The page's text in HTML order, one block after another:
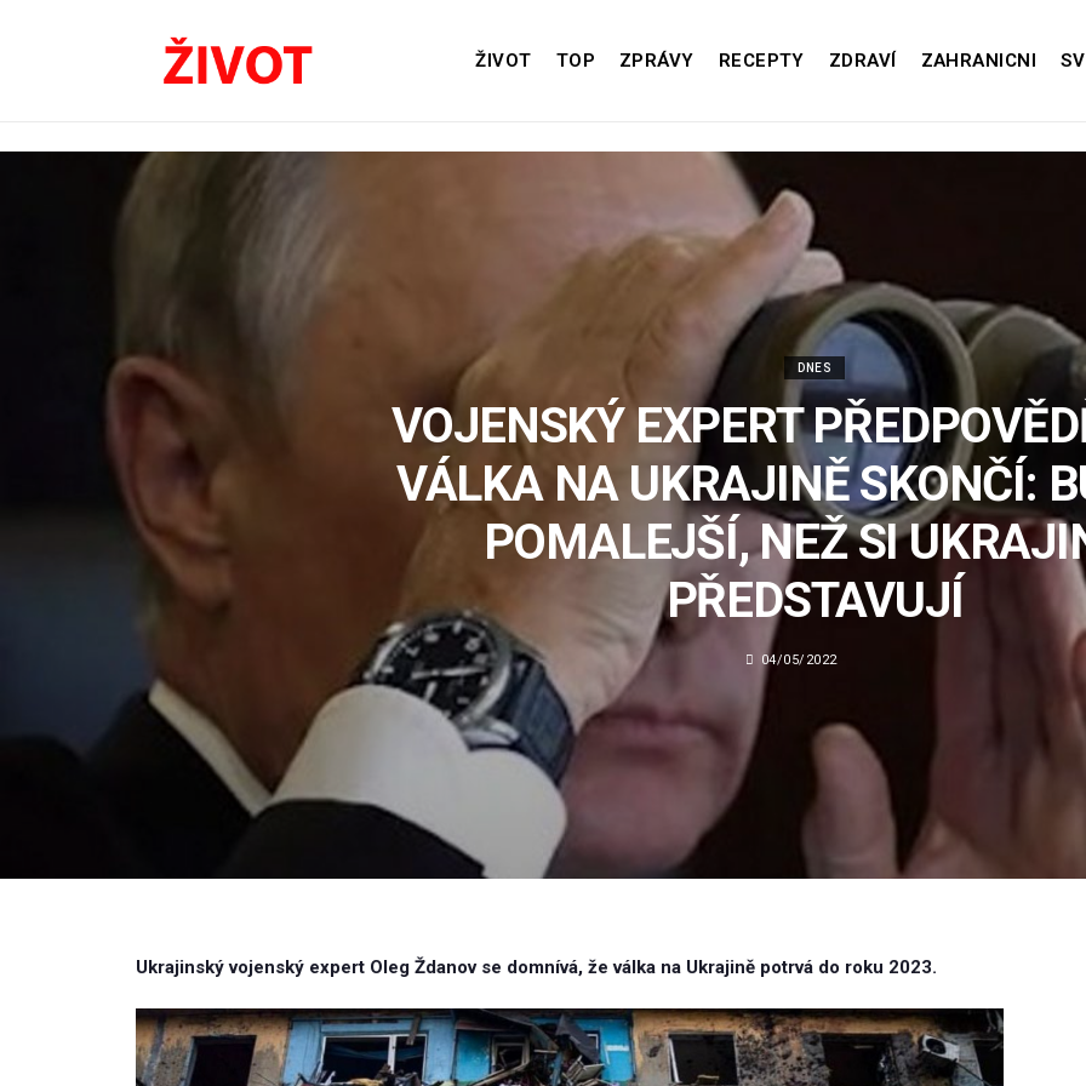
ŽIVOT TOP ZPRÁVY RECEPTY ZDRAVÍ ZAHRANICNI
DNES
VOJENSKÝ EXPERT
VÁLKA NA UKRAJINĚ SKONČÍ:
POMALEJŠÍ, NEŽ SI
PŘEDSTAVUJÍ
04/05/2022
Ukrajinský vojenský expert Oleg Ždanov se domnívá, že válka na Ukrajině potrvá do roku 2023.